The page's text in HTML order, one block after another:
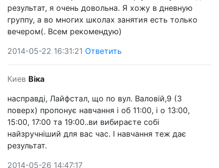
результат, я очень довольна. Я хожу в дневную
группу, а во многих школах занятия есть только
вечером(. Всем рекомендую)
2014-05-22 16:31:21 Ответить
Киев Віка
насправді, Лайфстал, що по вул. Валовій,9 (3
поверх) пропонує навчання і об 11:00, і о 13:00,
15:00, 17:00 та 19:00..ви вибираєте собі
найзручніший для вас час. І навчання теж дає
результат.
2014-05-26 14:47:17